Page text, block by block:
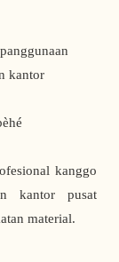
kantor
kanggo
kantor pusat
material.